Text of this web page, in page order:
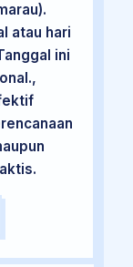
atau hari
ini